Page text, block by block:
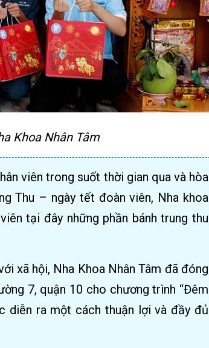
Khoa Nhân Tâm
viên trong suốt thời gian qua và hòa
Thu – ngày tết đoàn viên, Nha khoa
tại đây những phần bánh trung thu
xã hội, Nha Khoa Nhân Tâm đã đóng
7, quận 10 cho chương trình “Đêm
diễn ra một cách thuận lợi và đầy đủ